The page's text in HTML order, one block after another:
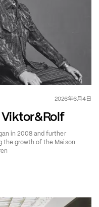
2026年6月4日
Viktor&Rolf
in 2008 and further
growth of the Maison